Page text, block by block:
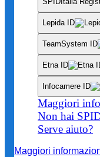
Lepida ID
TeamSystem ID
Etna ID
Infocamere ID
Maggiori
Non hai
Serve aiuto?
Maggiori